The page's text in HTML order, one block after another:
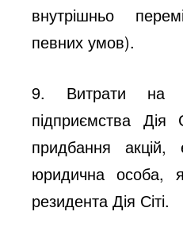
внутрішньо
певних умов).
9. Витрати на
підприємства Дія
придбання акцій,
юридична особа,
резидента Дія Сіті.